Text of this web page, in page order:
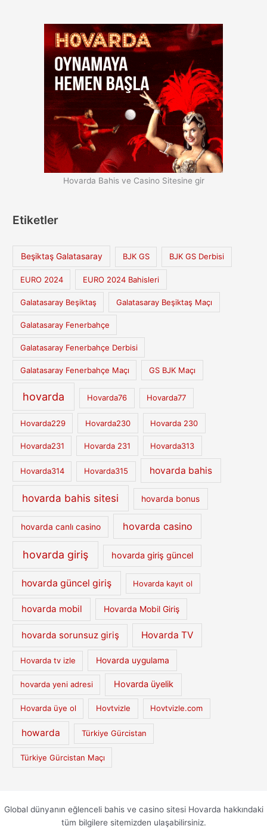
Hovarda Bahis ve Casino Sitesine gir
Etiketler
Beşiktaş Galatasaray BJK GS BJK GS Derbisi
EURO 2024 EURO 2024 Bahisleri
Galatasaray Beşiktaş Galatasaray Beşiktaş Maçı
Galatasaray Fenerbahçe
Galatasaray Fenerbahçe Derbisi
Galatasaray Fenerbahçe Maçı GS BJK Maçı
hovarda Hovarda76 Hovarda77
Hovarda229 Hovarda230 Hovarda 230
Hovarda231 Hovarda 231 Hovarda313
Hovarda314 Hovarda315 hovarda bahis
hovarda bahis sitesi hovarda bonus
hovarda canlı casino hovarda casino
hovarda giriş hovarda giriş güncel
hovarda güncel giriş Hovarda kayıt ol
hovarda mobil Hovarda Mobil Giriş
hovarda sorunsuz giriş Hovarda TV
Hovarda tv izle Hovarda uygulama
hovarda yeni adresi Hovarda üyelik
Hovarda üye ol Hovtvizle Hovtvizle.com
howarda Türkiye Gürcistan
Türkiye Gürcistan Maçı
Global dünyanın eğlenceli bahis ve casino sitesi Hovarda hakkındaki
tüm bilgilere sitemizden ulaşabilirsiniz.